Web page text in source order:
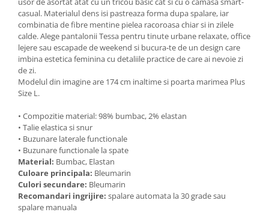
casual. Materialul dens isi pastreaza forma dupa spalare, iar
combinatia de fibre mentine pielea racoroasa chiar si in zilele
calde. Alege pantalonii Tessa pentru tinute urbane relaxate, office
lejere sau escapade de weekend si bucura‑te de un design care
imbina estetica feminina cu detaliile practice de care ai nevoie zi
de zi.
Modelul din imagine are 174 cm inaltime si poarta marimea Plus
Size L.
• Compozitie material: 98% bumbac, 2% elastan
• Talie elastica si snur
• Buzunare laterale functionale
• Buzunare functionale la spate
Material: Bumbac, Elastan
Culoare principala: Bleumarin
Culori secundare: Bleumarin
Recomandari ingrijire: spalare automata la 30 grade sau
spalare manuala